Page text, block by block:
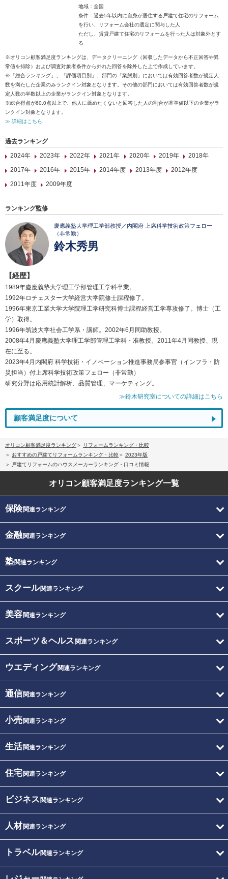
地域：全国
条件：過去5年以内に自身が居住する戸建て住宅のリフォーム
を行い、リフォーム会社の選定に関与した人
ただし、賃貸戸建て住宅のリフォームを行った人は対象外とす
る
※オリコン顧客満足度ランキングは、データクリーニング（回収したデータから不正回答や異
常値を排除）および調査対象者条件から外れた回答を除外した上で作成しています。
※「総合ランキング」、「評価項目別」、部門の「業態別」においては有効回答者数が規定人
数を満たした企業のみランクイン対象となります。その他の部門においては有効回答者数が規
定人数の半数以上の企業がランクイン対象となります。
※総合得点が60.0点以上で、他人に薦めたくないと回答した人の割合が基準値以下の企業がラ
ンクイン対象となります。
≫ 詳細はこちら
過去ランキング
2024年
2023年 2022年 2021年 2020年 2019年
2018年
2017年
2016年 2015年 2014年度 2013年度
2012年度
2011年度
2009年度
ランキング監修
慶應義塾大学理工学部教授／内閣府 上席科学技術政策フェロー
（非常勤）
鈴木秀男
【経歴】
1989年慶應義塾大学理工学部管理工学科卒業。
1992年ロチェスター大学経営大学院修士課程修了。
1996年東京工業大学大学院理工学研究科博士課程経営工学専攻修了。博士（工
学）取得。
1996年筑波大学社会工学系・講師。2002年6月同助教授。
2008年4月慶應義塾大学理工学部管理工学科・准教授。2011年4月同教授、現
在に至る。
2023年4月内閣府 科学技術・イノベーション推進事務局参事官（インフラ・防
災担当）付上席科学技術政策フェロー（非常勤）
研究分野は応用統計解析、品質管理、マーケティング。
≫鈴木研究室についての詳細はこちら
顧客満足度について
オリコン顧客満足度ランキング
リフォームランキング・比較
おすすめの戸建てリフォームランキング・比較
2023年版
戸建てリフォームのハウスメーカーランキング・口コミ情報
オリコン顧客満足度ランキング一覧
保険関連ランキング
金融関連ランキング
塾関連ランキング
スクール関連ランキング
美容関連ランキング
スポーツ＆ヘルス 関連ランキング
ウエディング関連ランキング
通信関連ランキング
小売関連ランキング
生活関連ランキング
住宅関連ランキング
ビジネス 関連ランキング
人材関連ランキング
トラベル関連ランキング